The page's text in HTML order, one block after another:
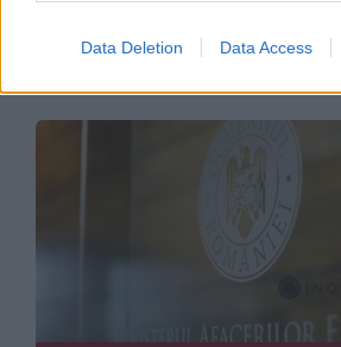
Data Deletion Data Access
de incendii în